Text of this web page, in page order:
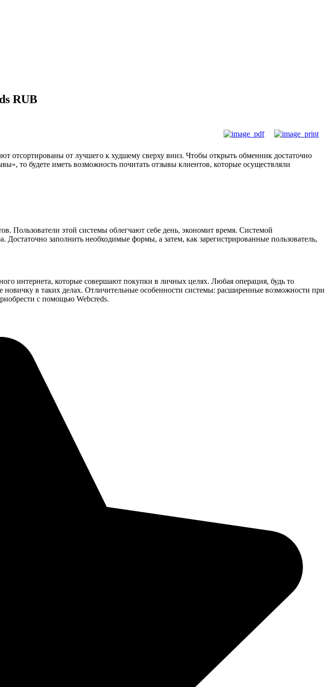
RUB
отсортированы от лучшего к худшему сверху вниз. Чтобы открыть обменник достаточно
то будете иметь возможность почитать отзывы клиентов, которые осуществляли
Пользователи этой системы облегчают себе день, экономит время. Системой
заполнить необходимые формы, а затем, как зарегистрированные пользователь,
интернета, которые совершают покупки в личных целях. Любая операция, будь то
в таких делах. Отличительные особенности системы: расширенные возможности при
с помощью Webcreds.